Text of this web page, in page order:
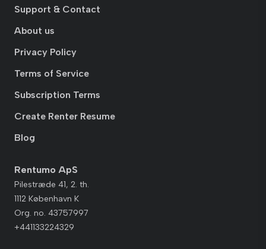
Support & Contact
About us
Privacy Policy
Terms of Service
Subscription Terms
Create Renter Resume
Blog
Rentumo ApS
Pilestræde 41, 2. th.
1112 København K
Org. no. 43757997
+441133224329